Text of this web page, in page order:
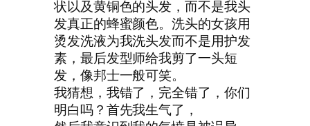
状以及黄铜色的头发，而不是我头
发真正的蜂蜜颜色。洗头的女孩用
烫发洗液为我洗头发而不是用护发
素，最后发型师给我剪了一头短
发，像邦士一般可笑。
我猜想，我错了，完全错了，你们
明白吗？首先我生气了，